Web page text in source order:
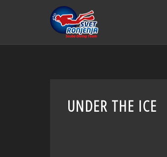
UNDER THE ICE